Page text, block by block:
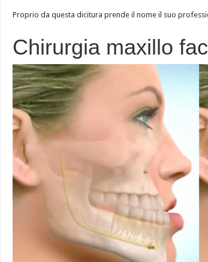
Proprio da questa dicitura prende il nome il suo
Chirurgia maxillo